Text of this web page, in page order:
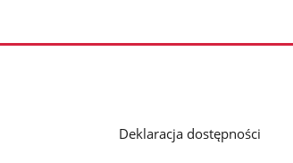
Deklaracja dostępności